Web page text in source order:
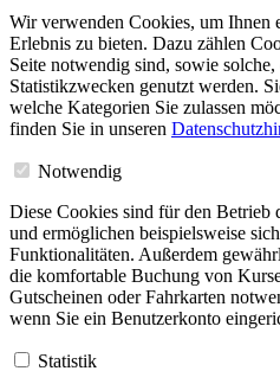
Wir verwenden Cookies, um Ihnen
Erlebnis zu bieten. Dazu zählen
Seite notwendig sind, sowie
Statistikzwecken genutzt werden.
welche Kategorien Sie zulassen
finden Sie in unseren
Notwendig
Diese Cookies sind für den Betrieb
und ermöglichen beispielsweise
Funktionalitäten. Außerdem
die komfortable Buchung von
Gutscheinen oder Fahrkarten
wenn Sie ein Benutzerkonto
Statistik